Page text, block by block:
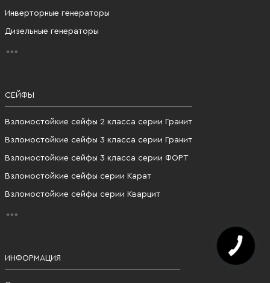
Инверторные генераторы
Дизельные генераторы
СЕЙФЫ
Взломостойкие сейфы 2 класса серии Гранит
Взломостойкие сейфы 3 класса серии Гранит
Взломостойкие сейфы 3 класса серии ФОРТ
Взломостойкие сейфы серии Карат
Взломостойкие сейфы серии Кварцит
ИНФОРМАЦИЯ